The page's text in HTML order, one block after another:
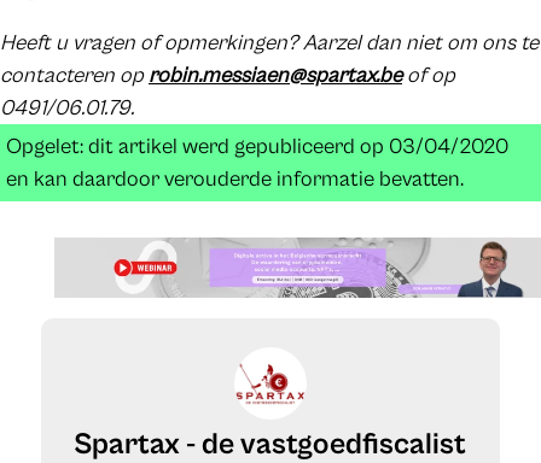
Heeft u vragen of opmerkingen? Aarzel dan niet om ons te
contacteren oprobin.messiaen@spartax.beof op
0491/06.01.79.
Opgelet: dit artikel werd gepubliceerd op 03/04/2020
en kan daardoor verouderde informatie bevatten.
Spartax - de vastgoedfiscalist